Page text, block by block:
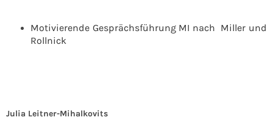
Motivierende Gesprächsführung MI nach Miller und
Rollnick
Julia Leitner-Mihalkovits